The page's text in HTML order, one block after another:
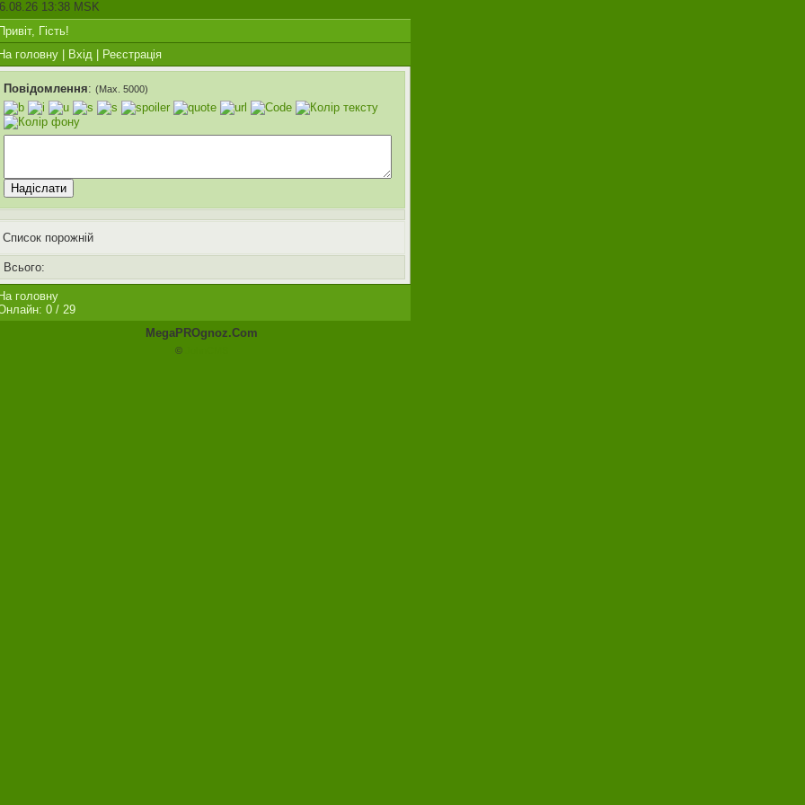
13:38 MSK
Гість!
головну| Вхід| Реєстрація
Повідомлення: (Max. 5000)
Список порожній
Всього:
головну
0 / 29
MegaPROgnoz.Com
©